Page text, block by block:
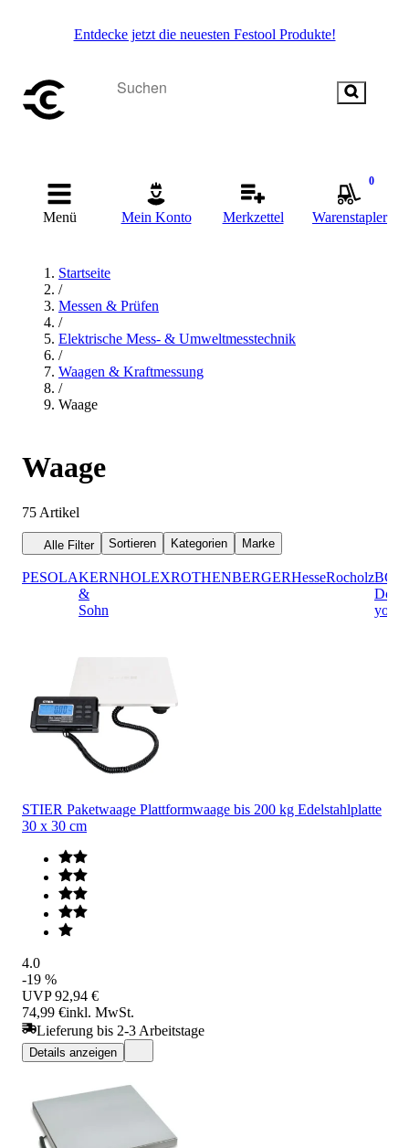
Entdecke jetzt die neuesten Festool Produkte!
Menü Mein Konto Merkzettel
0
Warenstapler
Startseite
/
Messen & Prüfen
/
Elektrische Mess- & Umweltmesstechnik
/
Waagen & Kraftmessung
/
Waage
Waage
75 Artikel
Alle Filter Sortieren Kategorien Marke
PESOLAKERN
&
Sohn
HOLEXROTHENBERGERHesseRocholzBGS
Do it
STIER Paketwaage Plattformwaage bis 200 kg Edelstahlplatte
30 x 30 cm
4.0
-19 %
UVP 92,94 €
74,99 €inkl. MwSt.
Lieferung bis 2-3 Arbeitstage
Details anzeigen